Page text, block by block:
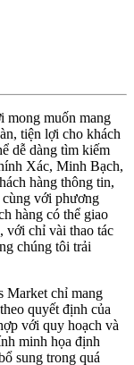
mong muốn mang
tiện lợi cho khách
dễ dàng tìm kiếm
Xác, Minh Bạch,
hàng thông tin,
cùng với phương
hàng có thể giao
với chỉ vài thao tác
chúng tôi trải
Market chỉ mang
quyết định của
với quy hoạch và
minh họa định
sung trong quá